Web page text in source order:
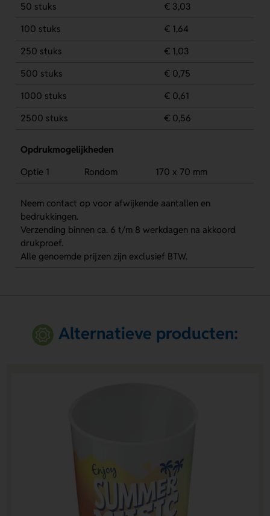
50 stuks
€ 3,03
100 stuks
€ 1,64
250 stuks
€ 1,03
500 stuks
€ 0,75
1000 stuks
€ 0,61
2500 stuks
€ 0,56
Opdrukmogelijkheden
Optie 1
Rondom 170 x 70 mm
Neem contact op voor afwijkende aantallen en
bedrukkingen.
Verzending binnen ca. 6 t/m 8 werkdagen na akkoord
drukproef.
Alle genoemde prijzen zijn exclusief BTW.
Alternatieve producten: